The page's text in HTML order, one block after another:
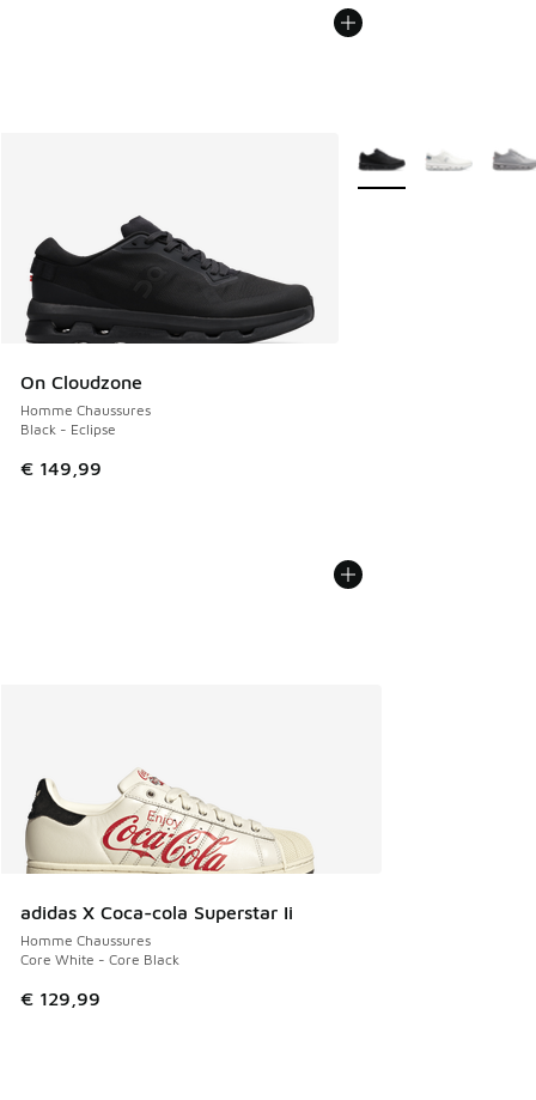
On Cloudzone
Homme Chaussures
Black - Eclipse
€ 149,99
Plus de couleurs
adidas X Coca-cola Superstar Ii
Homme Chaussures
Core White - Core Black
€ 129,99